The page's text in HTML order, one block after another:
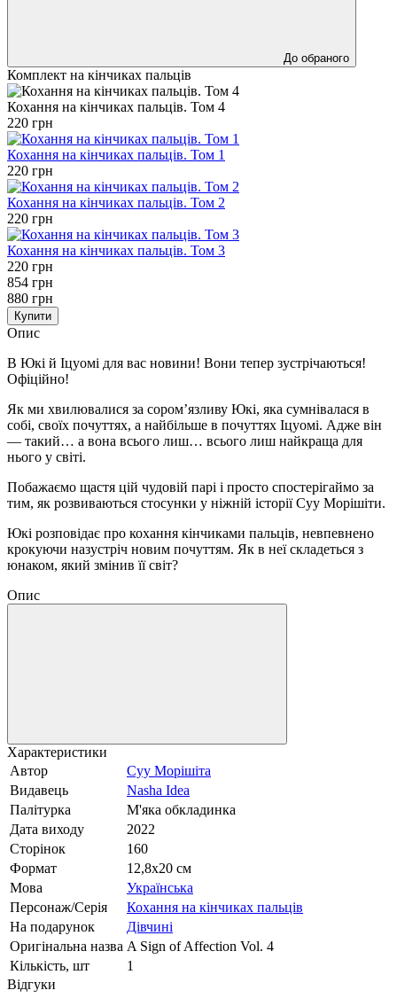
До обраного
Комплект на кінчиках пальців
Кохання на кінчиках пальців. Том 4
220 грн
Кохання на кінчиках пальців. Том 1
220 грн
Кохання на кінчиках пальців. Том 2
220 грн
Кохання на кінчиках пальців. Том 3
220 грн
854 грн
880 грн
Купити
Опис
В Юкі й Іцуомі для вас новини! Вони тепер зустрічаються!
Офіційно!
Як ми хвилювалися за сором’язливу Юкі, яка сумнівалася в
собі, своїх почуттях, а найбільше в почуттях Іцуомі. Адже він
— такий… а вона всього лиш… всього лиш найкраща для
нього у світі.
Побажаємо щастя цій чудовій парі і просто спостерігаймо за
тим, як розвиваються стосунки у ніжній історії Суу Морішіти.
Юкі розповідає про кохання кінчиками пальців, невпевнено
крокуючи назустріч новим почуттям. Як в неї складеться з
юнаком, який змінив її світ?
Опис
Характеристики
Автор
Суу Морішіта
Видавець
Nasha Idea
Палітурка
М'яка обкладинка
Дата виходу
2022
Сторінок
160
Формат
12,8x20 см
Мова
Українська
Персонаж/Серія
Кохання на кінчиках пальців
На подарунок
Дівчині
Оригінальна назва A Sign of Affection Vol. 4
Кількість, шт
1
Відгуки